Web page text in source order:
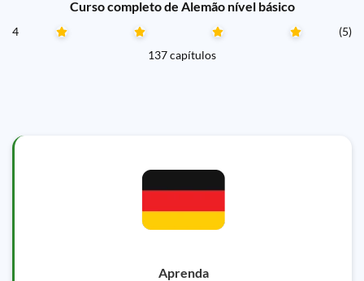
Curso completo de Alemão nível básico
4
(5)
137 capítulos
Aprenda